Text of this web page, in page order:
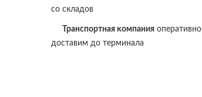
со складов
Транспортная компания оперативно
доставим до терминала